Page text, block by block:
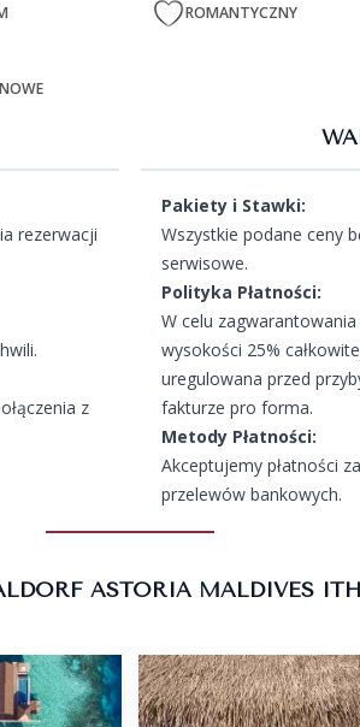
ROMANTYCZNY
rezerwacji
z
Pakiety i Stawki:
Wszystkie podane ceny
serwisowe.
Polityka Płatności:
W celu
wysokości 25%
uregulowana przed
fakturze pro forma.
Metody Płatności:
Akceptujemy płatności
przelewów bankowych.
ASTORIA MALDIVES